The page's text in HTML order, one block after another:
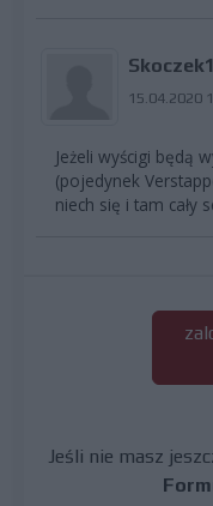
15.04.2020
Jeżeli wyścigi będą
(pojedynek
niech się i tam cały
Jeśli nie masz